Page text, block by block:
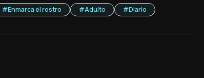
#Enmarca el rostro #Adulto #Diario